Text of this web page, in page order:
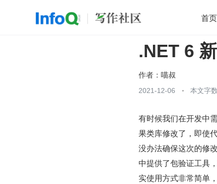
首页
开源 架构
团队管理
.NET 6
作者： 喵叔
2021-12-06 本文字
有时候我们在开发中
果类库修改了，即使
没办法确保这次的修
中提供了包验证工具
实使用方式非常简单